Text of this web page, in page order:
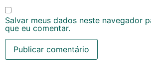
Salvar meus dados neste navegador
que eu comentar.